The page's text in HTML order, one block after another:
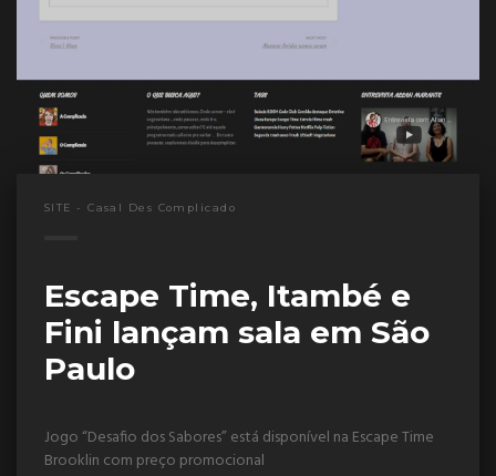
SITE - Casal Des Complicado
Escape Time, Itambé e
Fini lançam sala em São
Paulo
Jogo “Desafio dos Sabores” está disponível na Escape Time
Brooklin com preço promocional